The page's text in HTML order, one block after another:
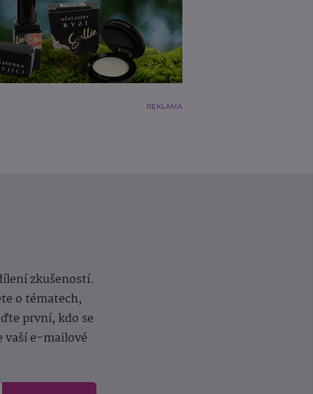
REKLAMA
zkušeností.
o tématech,
první, kdo se
vaší e-mailové